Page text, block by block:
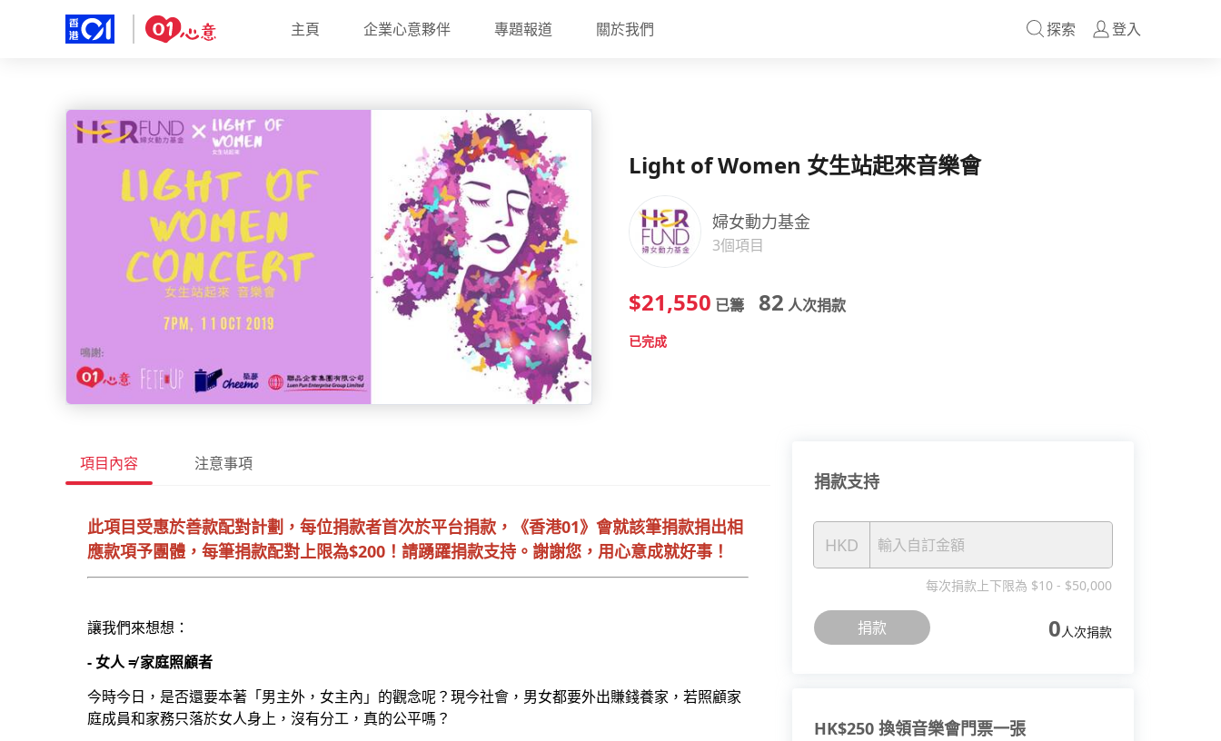
主頁 企業心意夥伴 專題報道 關於我們 探索 登入
Light of Women 女生站起來音樂會
婦女動力基金
3個項目
$21,550 已籌 82 人次捐款
已完成
項目內容 注意事項
此項目受惠於善款配對計劃，每位捐款者首次於平台捐款，《香港01》會就該筆捐款捐出相
應款項予團體，每筆捐款配對上限為$200！請踴躍捐款支持。謝謝您，用心意成就好事！
讓我們來想想：
- 女人 ≠ 家庭照顧者
今時今日，是否還要本著「男主外，女主內」的觀念呢？現今社會，男女都要外出賺錢養家，若照顧家
庭成員和家務只落於女人身上，沒有分工，真的公平嗎？
捐款支持
HKD
每次捐款上下限為 $10 - $50,000
捐款 0人次捐款
HK$250 換領音樂會門票一張